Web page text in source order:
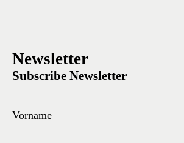
Newsletter
Subscribe Newsletter
Vorname